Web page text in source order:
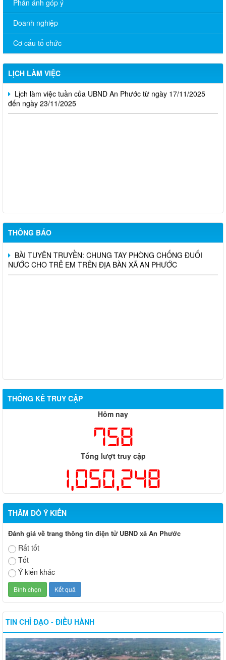
Phản ánh góp ý
Doanh nghiệp
Cơ cấu tổ chức
LỊCH LÀM VIỆC
đến ngày 7/12/2025
Lịch làm việc tuần của UBND An Phước từ ngày 24/11/2025
đến ngày 30/11/2025
đến ngày 26/10/2025
Lịch làm việc tuần của UBND An Phước từ ngày 17/11/2025
đến ngày 23/11/2025
THÔNG BÁO
PHƯỚC NĂM 2026
BÀI TUYÊN TRUYỀN: CHUNG TAY PHÒNG CHỐNG ĐUỐI
NƯỚC CHO TRẺ EM TRÊN ĐỊA BÀN XÃ AN PHƯỚC
THỐNG KÊ TRUY CẬP
Hôm nay
758
Tổng lượt truy cập
1,050,248
THĂM DÒ Ý KIẾN
Đánh giá về trang thông tin điện tử UBND xã An Phước
Rất tốt
Tốt
Ý kiến khác
TIN CHỈ ĐẠO - ĐIỀU HÀNH